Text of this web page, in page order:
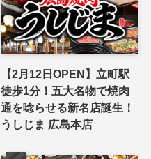
【2月12日OPEN】立町駅
徒歩1分！五大名物で焼肉
通を唸らせる新名店誕生！
うしじま 広島本店